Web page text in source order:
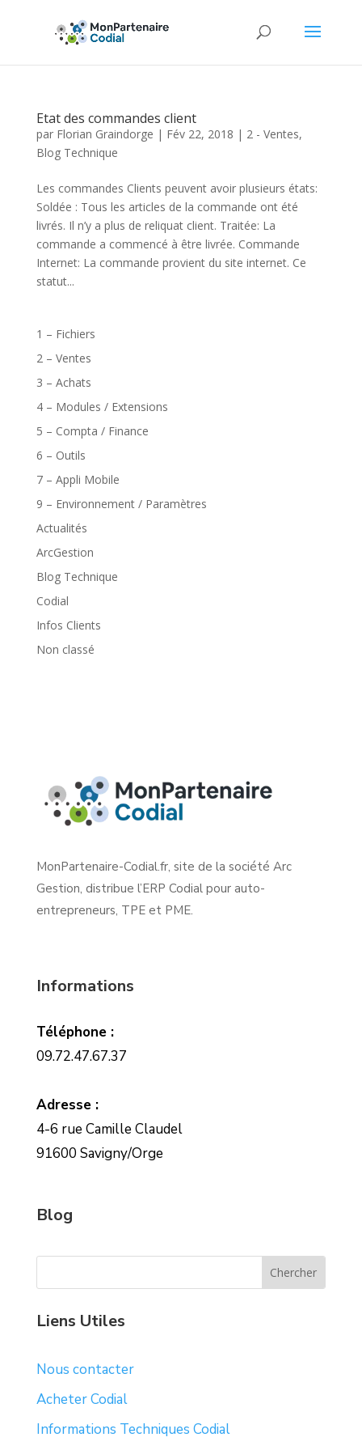
Etat des commandes client
par Florian Graindorge | Fév 22, 2018 | 2 - Ventes,
Blog Technique
Les commandes Clients peuvent avoir plusieurs états:
Soldée : Tous les articles de la commande ont été
livrés. Il n’y a plus de reliquat client. Traitée: La
commande a commencé à être livrée. Commande
Internet: La commande provient du site internet. Ce
statut...
1 – Fichiers
2 – Ventes
3 – Achats
4 – Modules / Extensions
5 – Compta / Finance
6 – Outils
7 – Appli Mobile
9 – Environnement / Paramètres
Actualités
ArcGestion
Blog Technique
Codial
Infos Clients
Non classé
MonPartenaire-Codial.fr, site de la société Arc
Gestion, distribue l’ERP Codial pour auto-
entrepreneurs, TPE et PME.
Informations
Téléphone :
09.72.47.67.37
Adresse :
4-6 rue Camille Claudel
91600 Savigny/Orge
Blog
Liens Utiles
Nous contacter
Acheter Codial
Informations Techniques Codial